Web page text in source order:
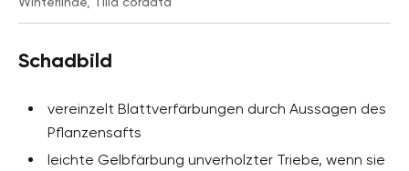
Schadbild
vereinzelt Blattverfärbungen durch Aussagen des
Pflanzensafts
leichte Gelbfärbung unverholzter Triebe, wenn sie